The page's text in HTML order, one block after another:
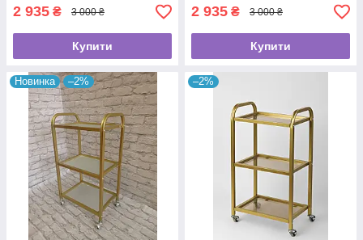
2 935 ₴ 3 000 ₴
Купити
2 935 ₴ 3 000 ₴
Купити
Новинка –2% –2%